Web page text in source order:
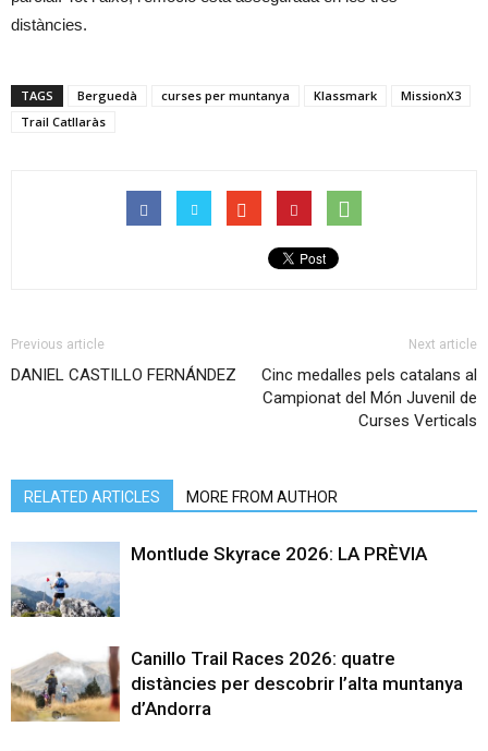
distàncies.
TAGS Berguedà curses per muntanya Klassmark
MissionX3
Trail Catllaràs
Previous article
DANIEL CASTILLO FERNÁNDEZ
Next article
Cinc medalles pels catalans al
Campionat del Món Juvenil de
Curses Verticals
RELATED ARTICLES MORE FROM AUTHOR
Montlude Skyrace 2026: LA PRÈVIA
Canillo Trail Races 2026: quatre
distàncies per descobrir l’alta muntanya
d’Andorra